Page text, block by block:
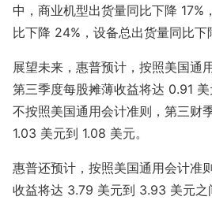
中，商业机型出货量同比下降 17%
比下降 24%，设备总出货量同比下
展望未来，惠普预计，按照美国通
第三季度每股摊薄收益将达 0.91
不按照美国通用会计准则，第三财
1.03 美元到 1.08 美元。
惠普还预计，按照美国通用会计准
收益将达 3.79 美元到 3.93 美元之